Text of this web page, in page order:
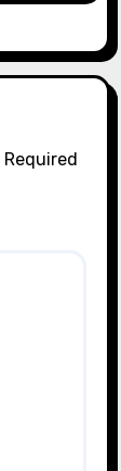
Required